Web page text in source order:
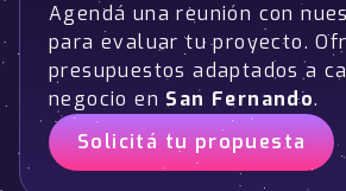
Agendá una reunión con
para evaluar tu proyecto.
presupuestos adaptados a
negocio en San Fernando.
Solicitá tu propuesta